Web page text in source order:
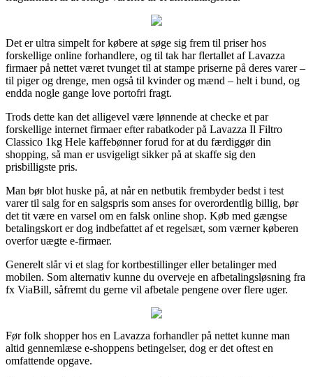
Det er ultra simpelt for købere at søge sig frem til priser hos
forskellige online forhandlere, og til tak har flertallet af Lavazza
firmaer på nettet været tvunget til at stampe priserne på deres varer –
til piger og drenge, men også til kvinder og mænd – helt i bund, og
endda nogle gange love portofri fragt.
Trods dette kan det alligevel være lønnende at checke et par
forskellige internet firmaer efter rabatkoder på Lavazza Il Filtro
Classico 1kg Hele kaffebønner forud for at du færdiggør din
shopping, så man er usvigeligt sikker på at skaffe sig den
prisbilligste pris.
Man bør blot huske på, at når en netbutik frembyder bedst i test
varer til salg for en salgspris som anses for overordentlig billig, bør
det tit være en varsel om en falsk online shop. Køb med gængse
betalingskort er dog indbefattet af et regelsæt, som værner køberen
overfor uægte e-firmaer.
Generelt slår vi et slag for kortbestillinger eller betalinger med
mobilen. Som alternativ kunne du overveje en afbetalingsløsning fra
fx ViaBill, såfremt du gerne vil afbetale pengene over flere uger.
Før folk shopper hos en Lavazza forhandler på nettet kunne man
altid gennemlæse e-shoppens betingelser, dog er det oftest en
omfattende opgave.